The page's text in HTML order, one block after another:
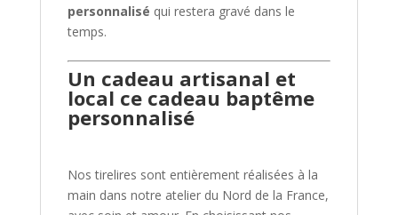
personnalisé qui restera gravé dans le
temps.
Un cadeau artisanal et
local ce cadeau baptême
personnalisé
Nos tirelires sont entièrement réalisées à la
main dans notre atelier du Nord de la France,